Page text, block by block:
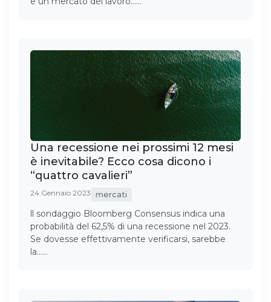
Una recessione nei prossimi 12 mesi
è inevitabile? Ecco cosa dicono i
“quattro cavalieri”
24 Gennaio 2023 mercati
ll sondaggio Bloomberg Consensus indica una
probabilità del 62,5% di una recessione nel 2023.
Se dovesse effettivamente verificarsi, sarebbe
la……